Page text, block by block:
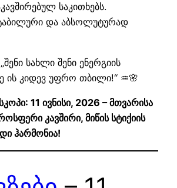
საკითხებს.
და აბსოლუტურად
„შენი სახლი შენი ენერგიის
ის კიდევ უფრო თბილი!“ ♒🌸
11 ივნისი, 2026 – მთვარისა
კავშირი, მიწის სტიქიის
ჰარმონია!